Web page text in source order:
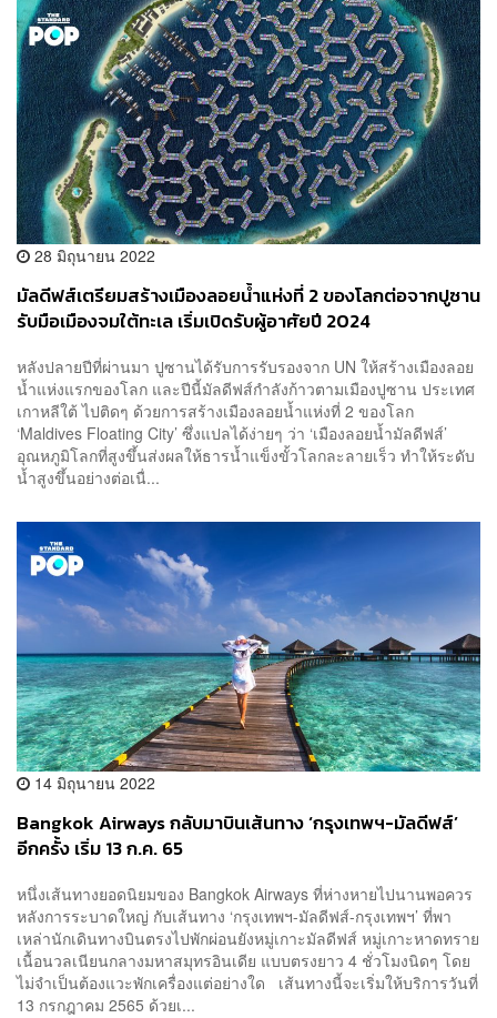
28 มิถุนายน 2022
มัลดีฟส์เตรียมสร้างเมืองลอยน้ำแห่งที่ 2 ของโลกต่อจากปูซาน
รับมือเมืองจมใต้ทะเล เริ่มเปิดรับผู้อาศัยปี 2024
หลังปลายปีที่ผ่านมา ปูซานได้รับการรับรองจาก UN ให้สร้างเมืองลอย
น้ำแห่งแรกของโลก และปีนี้มัลดีฟส์กำลังก้าวตามเมืองปูซาน ประเทศ
เกาหลีใต้ ไปติดๆ ด้วยการสร้างเมืองลอยน้ำแห่งที่ 2 ของโลก
‘Maldives Floating City’ ซึ่งแปลได้ง่ายๆ ว่า ‘เมืองลอยน้ำมัลดีฟส์’
อุณหภูมิโลกที่สูงขึ้นส่งผลให้ธารน้ำแข็งขั้วโลกละลายเร็ว ทำให้ระดับ
น้ำสูงขึ้นอย่างต่อเนื่...
14 มิถุนายน 2022
Bangkok Airways กลับมาบินเส้นทาง ‘กรุงเทพฯ-มัลดีฟส์’
อีกครั้ง เริ่ม 13 ก.ค. 65
หนึ่งเส้นทางยอดนิยมของ Bangkok Airways ที่ห่างหายไปนานพอควร
หลังการระบาดใหญ่ กับเส้นทาง ‘กรุงเทพฯ-มัลดีฟส์-กรุงเทพฯ’ ที่พา
เหล่านักเดินทางบินตรงไปพักผ่อนยังหมู่เกาะมัลดีฟส์ หมู่เกาะหาดทราย
เนื้อนวลเนียนกลางมหาสมุทรอินเดีย แบบตรงยาว 4 ชั่วโมงนิดๆ โดย
ไม่จำเป็นต้องแวะพักเครื่องแต่อย่างใด เส้นทางนี้จะเริ่มให้บริการวันที่
13 กรกฎาคม 2565 ด้วยเ...